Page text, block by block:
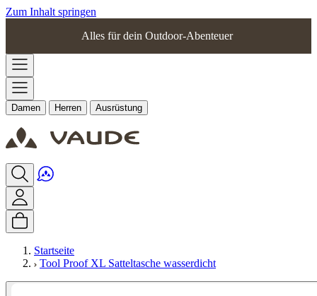
Zum Inhalt springen
Alles für dein Outdoor-Abenteuer
Damen Herren Ausrüstung
Startseite
Tool Proof XL Satteltasche wasserdicht